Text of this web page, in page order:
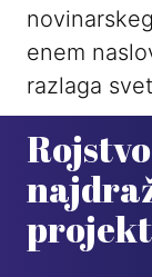
enem
razlaga